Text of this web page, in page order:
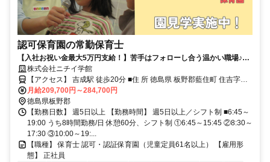
認可保育園の常勤保育士
【入社お祝い金最大5万円支給！】苦手はフォローし合う温かい職場♪あ
なたの得意を活かせる保育園
株式会社ニチイ学館
【アクセス】 吉成駅 徒歩20分 ■住 所 徳島県 板野郡藍住町 住吉字逆
藤7-4 ■アクセス 吉成駅 徒歩20分
月給209,700円～284,700円
徳島県板野郡
【勤務日数】 週5日以上 【勤務時間】 週5日以上／シフト制 ■6:45～
19:00 うち8時間勤務/日 休憩60分、シフト制 ①6:45～15:45 ②8:30～
17:30 ③10:00～19:...
【職種】 保育士 認可・認証保育園（児童定員61名以上） 【雇用形
態】 正社員